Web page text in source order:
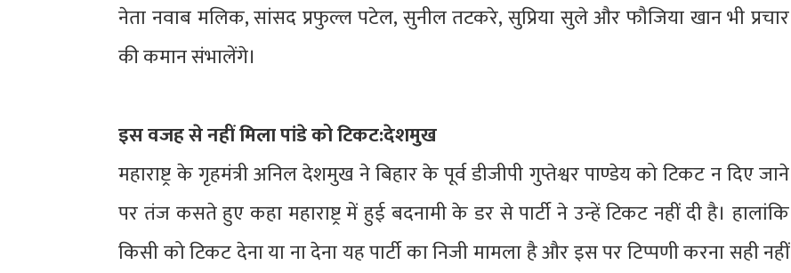
नेता नवाब मलिक, सांसद प्रफुल्ल पटेल, सुनील तटकरे, सुप्रिया सुले और फौजिया खान भी प्रचार
की कमान संभालेंगे।
इस वजह से नहीं मिला पांडे को टिकट:देशमुख
महाराष्ट्र के गृहमंत्री अनिल देशमुख ने बिहार के पूर्व डीजीपी गुप्तेश्वर पाण्डेय को टिकट न दिए जाने
पर तंज कसते हुए कहा महाराष्ट्र में हुई बदनामी के डर से पार्टी ने उन्हें टिकट नहीं दी है। हालांकि
किसी को टिकट देना या ना देना यह पार्टी का निजी मामला है और इस पर टिप्पणी करना सही नहीं